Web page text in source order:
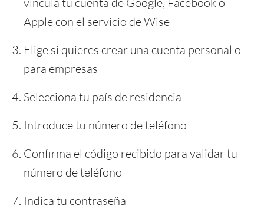
Apple con el servicio de Wise
Elige si quieres crear una cuenta personal o
para empresas
Selecciona tu país de residencia
Introduce tu número de teléfono
Confirma el código recibido para validar tu
número de teléfono
Indica tu contraseña